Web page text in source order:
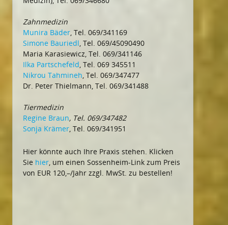
Zahnmedizin
Munira Bäder, Tel. 069/341169
Simone Bauriedl, Tel. 069/45090490
Maria Karasiewicz, Tel. 069/341146
Ilka Partschefeld, Tel. 069 345511
Nikrou Tahmineh, Tel. 069/347477
Dr. Peter Thielmann, Tel. 069/341488
Tiermedizin
Regine Braun, Tel. 069/347482
Sonja Krämer, Tel. 069/341951
Hier könnte auch Ihre Praxis stehen. Klicken
Sie hier, um einen Sossenheim-Link zum Preis
von EUR 120,–/Jahr zzgl. MwSt. zu bestellen!